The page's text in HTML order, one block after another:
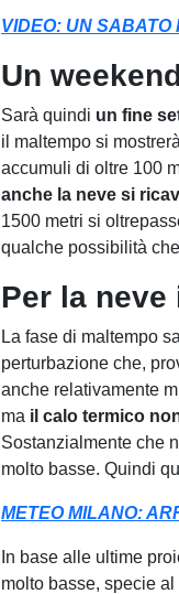
VIDEO: UN SABATO
Un
Sarà quindi un fine
il maltempo si
accumuli di oltre 100
anche la neve si
1500 metri si
qualche possibilità
Per la
La fase di maltempo
perturbazione che,
anche relativamente
ma il calo termico
Sostanzialmente che
molto basse. Quindi
METEO MILANO:
In base alle ultime
molto basse, specie